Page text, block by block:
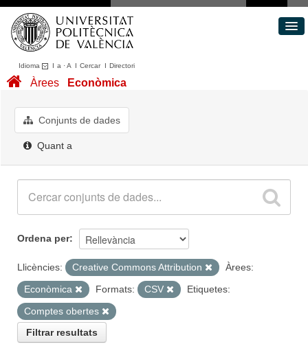
Idioma I a ·A I CercarI Directori
Conjunts de dades
Quant a
Àrees Econòmica
Conjunts de dades
Quant a
Ordena per
Llicències: Creative Commons Attribution
Àrees:
Econòmica
Formats: CSV
Etiquetes:
Comptes obertes
Filtrar resultats